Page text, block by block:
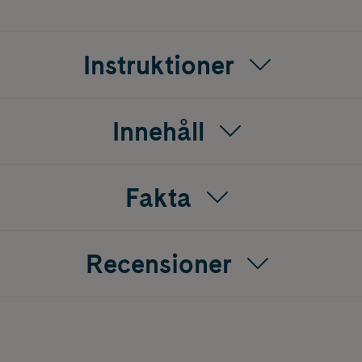
På ett normalsamhälle kan man skörda mellan 5 - 10 kg
Instruktioner
Innehåll
Fakta
Recensioner